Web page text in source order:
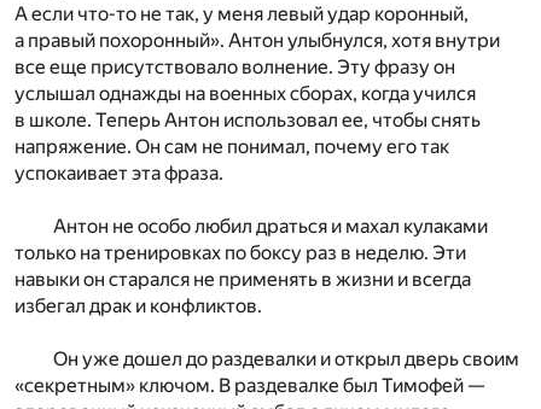
А если что-то не так, у меня левый удар коронный,
а правый похоронный». Антон улыбнулся, хотя внутри
все еще присутствовало волнение. Эту фразу он
услышал однажды на военных сборах, когда учился
в школе. Теперь Антон использовал ее, чтобы снять
напряжение. Он сам не понимал, почему его так
успокаивает эта фраза.
Антон не особо любил драться и махал кулаками
только на тренировках по боксу раз в неделю. Эти
навыки он старался не применять в жизни и всегда
избегал драк и конфликтов.
Он уже дошел до раздевалки и открыл дверь своим
«секретным» ключом. В раздевалке был Тимофей —